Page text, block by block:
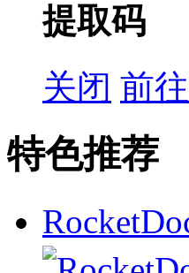
提取码
关闭 前
特色推荐